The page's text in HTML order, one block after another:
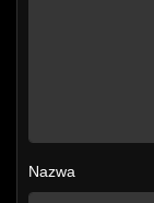
Nazwa